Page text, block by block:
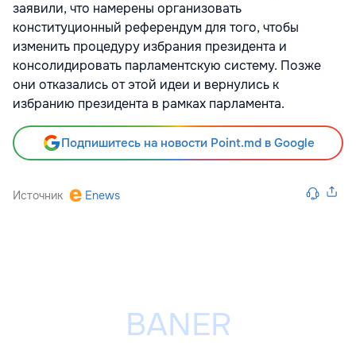
заявили, что намерены организовать
конституционный референдум для того, чтобы
изменить процедуру избрания президента и
консолидировать парламентскую систему. Позже
они отказались от этой идеи и вернулись к
избранию президента в рамках парламента.
Подпишитесь на новости Point.md в Google
Источник Enews